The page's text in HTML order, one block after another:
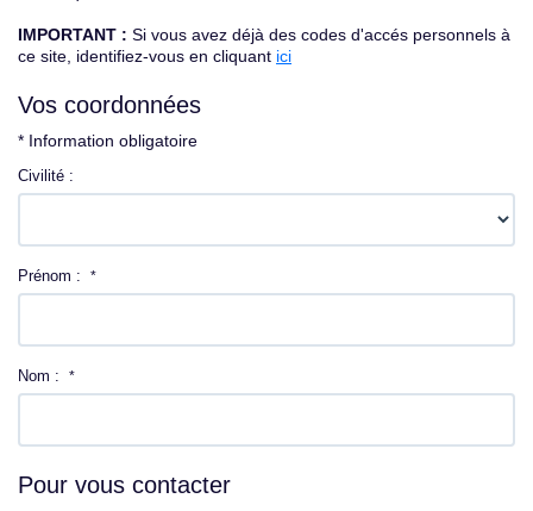
Nos agences
Nous contacter
IMPORTANT : Si vous avez déjà des codes d'accés personnels à
ce site, identifiez-vous en cliquant ici
Vos coordonnées
* Information obligatoire
Civilité :
Prénom : *
Nom : *
Pour vous contacter